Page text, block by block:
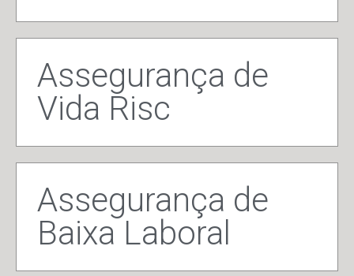
Assegurança de
Vida Risc
Assegurança de
Baixa Laboral